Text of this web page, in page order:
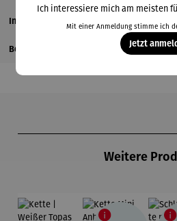
Informationen zum Hersteller
Bewertungen
Weitere
Ich interessiere mich am meisten
Mit einer Anmeldung stimme ich
Jetzt